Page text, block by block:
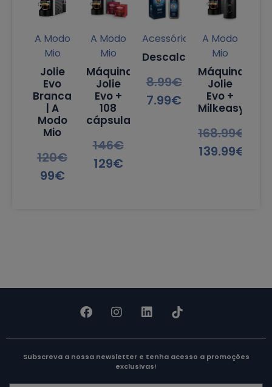
A Modo
Mio
Jolie
Evo
Branca
| A
Modo
Mio
120€
99€
A Modo
Mio
Máquina
Jolie
Evo +
108
cápsulas
146€
129€
Acessórios
Descalcificante
8.99€
7.99€
A Modo
Mio
Máquina
Jolie
Evo +
Milkeasy
168.99€
139.99€
Subscreva a nossa newsletter e tenha acesso a promoções
exclusivas!